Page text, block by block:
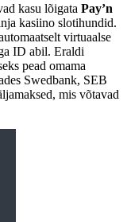
kasu lõigata Pay’n
kasiino slotihundid.
virtuaalse
ID abil. Eraldi
pead omama
Swedbank, SEB
mis võtavad